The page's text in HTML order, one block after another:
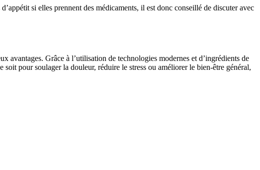
si elles prennent des médicaments, il est donc conseillé de discuter avec
Grâce à l’utilisation de technologies modernes et d’ingrédients de
pour soulager la douleur, réduire le stress ou améliorer le bien-être général,